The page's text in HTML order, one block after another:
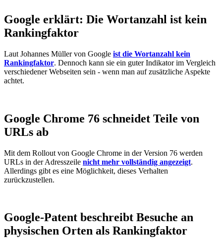
Google erklärt: Die Wortanzahl ist kein
Rankingfaktor
Laut Johannes Müller von Google ist die Wortanzahl kein
Rankingfaktor. Dennoch kann sie ein guter Indikator im Vergleich
verschiedener Webseiten sein - wenn man auf zusätzliche Aspekte
achtet.
Google Chrome 76 schneidet Teile von
URLs ab
Mit dem Rollout von Google Chrome in der Version 76 werden
URLs in der Adresszeile nicht mehr vollständig angezeigt.
Allerdings gibt es eine Möglichkeit, dieses Verhalten
zurückzustellen.
Google-Patent beschreibt Besuche an
physischen Orten als Rankingfaktor